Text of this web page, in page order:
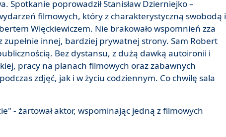
Spotkanie poprowadził Stanisław Dzierniejko –
filmowych, który z charakterystyczną swobodą i
Więckiewiczem. Nie brakowało wspomnień zza
innej, bardziej prywatnej strony. Sam Robert
Bez dystansu, z dużą dawką autoironii i
pracy na planach filmowych oraz zabawnych
zdjęć, jak i w życiu codziennym. Co chwilę sala
- żartował aktor, wspominając jedną z filmowych